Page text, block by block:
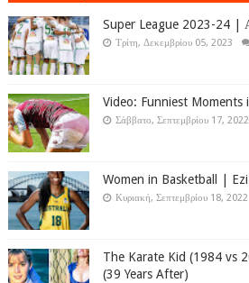
Super League 2023-24 |
Τρίτη, Δεκεμβρίου 05, 2023
Video: Funniest Moments
Σάββατο, Σεπτεμβρίου 17, 2022
Women in Basketball |
Κυριακή, Σεπτεμβρίου 18, 2022
The Karate Kid (1984 vs
(39 Years After)